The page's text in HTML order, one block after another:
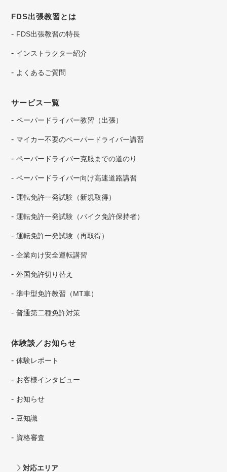
FDS出張教習とは
FDS出張教習の特長
インストラクター紹介
よくあるご質問
サービス一覧
ペーパードライバー教習（出張）
マイカー不要のペーパードライバー講習
ペーパードライバー克服までの道のり
ペーパードライバー向け高速道路講習
運転免許一発試験（新規取得）
運転免許一発試験（バイク免許保持者）
運転免許一発試験（再取得）
企業向け安全運転講習
外国免許切り替え
準中型免許教習（MT車）
普通第二種免許対策
体験談／お知らせ
体験レポート
お客様インタビュー
お知らせ
豆知識
資格審査
対応エリア